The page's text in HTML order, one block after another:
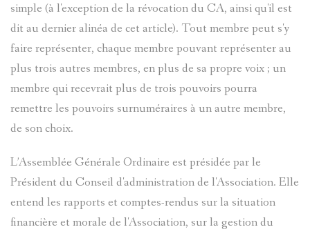
simple (à l'exception de la révocation du CA, ainsi qu'il est
dit au dernier alinéa de cet article). Tout membre peut s'y
faire représenter, chaque membre pouvant représenter au
plus trois autres membres, en plus de sa propre voix ; un
membre qui recevrait plus de trois pouvoirs pourra
remettre les pouvoirs surnuméraires à un autre membre,
de son choix.
L’Assemblée Générale Ordinaire est présidée par le
Président du Conseil d'administration de l'Association. Elle
entend les rapports et comptes-rendus sur la situation
financière et morale de l'Association, sur la gestion du